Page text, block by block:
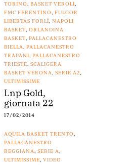
TORINO, BASKET VEROLI,
FMC FERENTINO, FULGOR
LIBERTAS FORLÌ, NAPOLI
BASKET, ORLANDINA
BASKET, PALLACANESTRO
BIELLA, PALLACANESTRO
TRAPANI, PALLACANESTRO
TRIESTE, SCALIGERA
BASKET VERONA, SERIE A2,
ULTIMISSIME
Lnp Gold,
giornata 22
17/02/2014
AQUILA BASKET TRENTO,
PALLACANESTRO
REGGIANA, SERIE A,
ULTIMISSIME, VIDEO